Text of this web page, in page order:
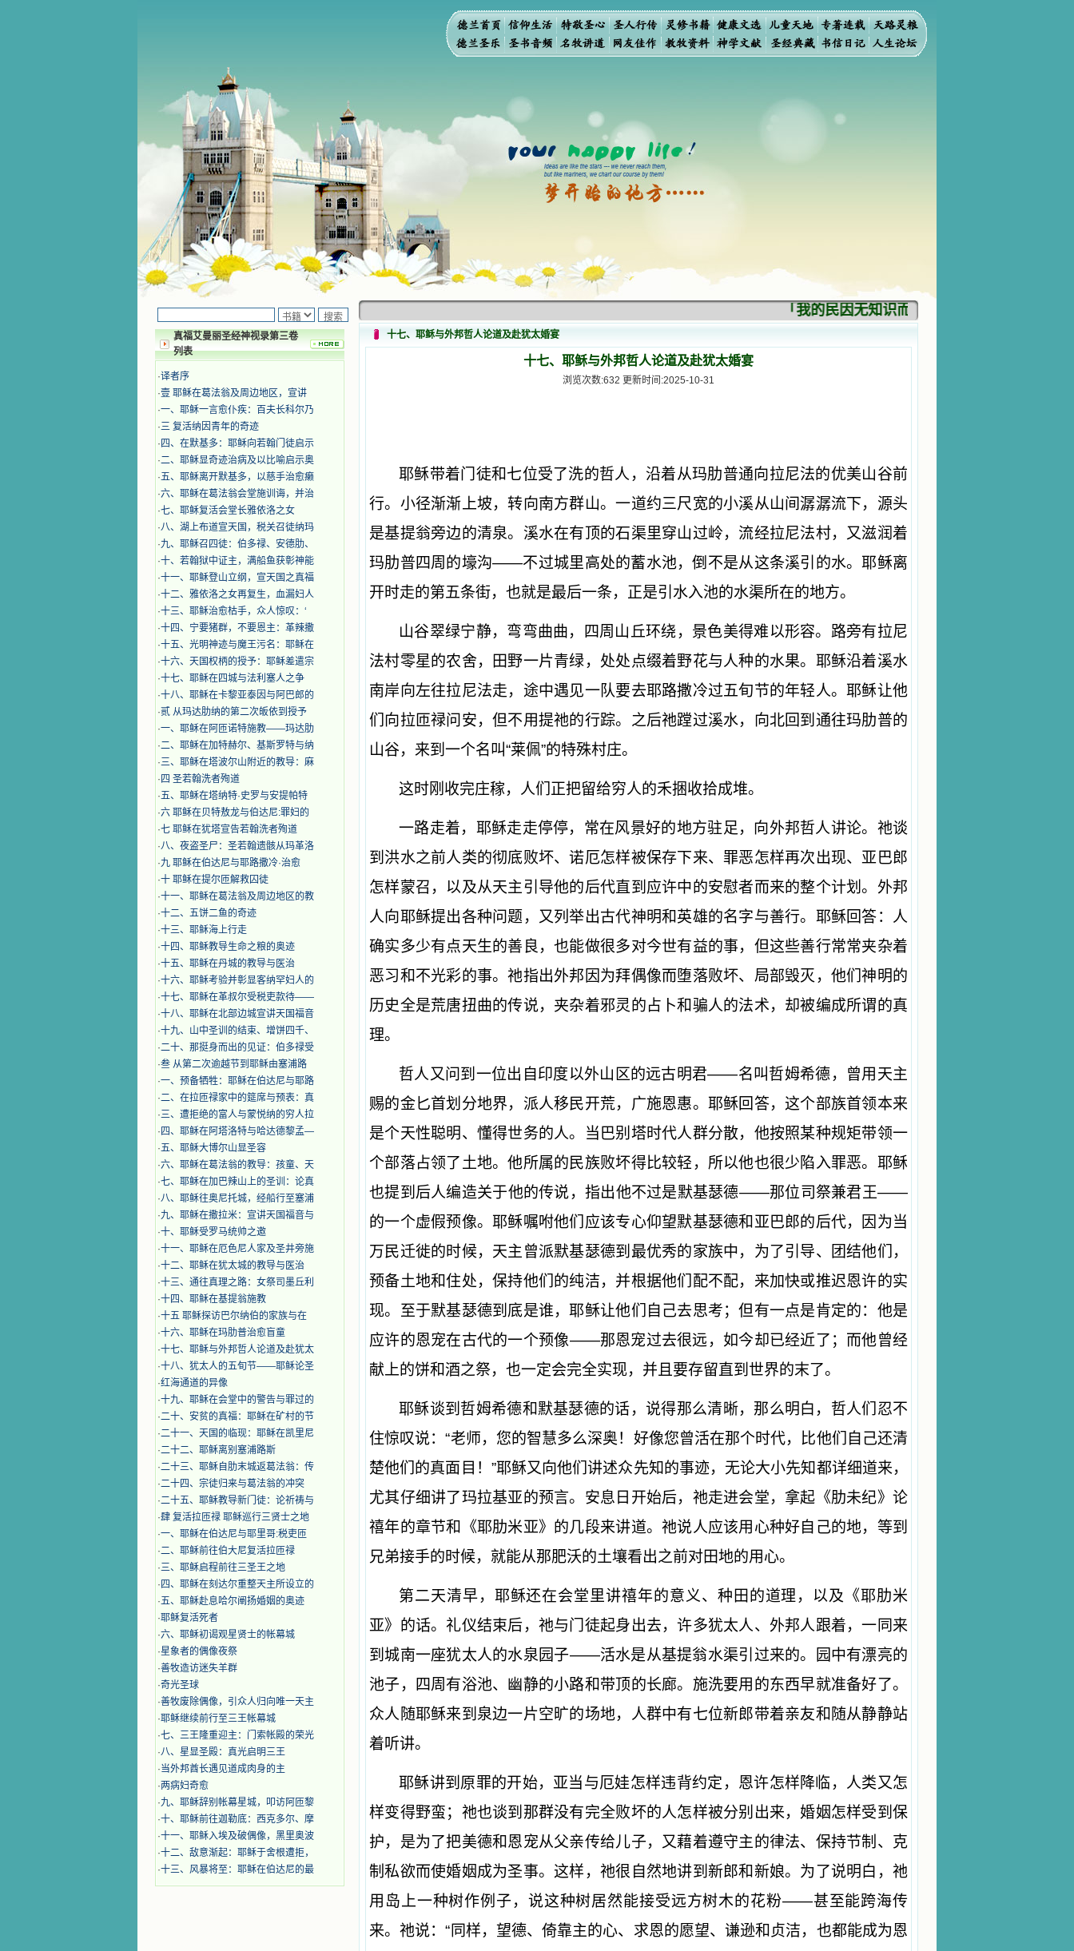
真福艾曼丽圣经神视录第三卷
列表
·译者序
·壹 耶稣在葛法翁及周边地区，宣讲
·一、耶稣一言愈仆疾：百夫长科尔乃
·三 复活纳因青年的奇迹
· 四、在默基多：耶稣向若翰门徒启示
·二、耶稣显奇迹治病及以比喻启示奥
·五、耶稣离开默基多，以慈手治愈癞
·六、耶稣在葛法翁会堂施训诲，并治
·七、耶稣复活会堂长雅依洛之女
·八、湖上布道宣天国，税关召徒纳玛
·九、耶稣召四徒：伯多禄、安德肋、
·十、若翰狱中证主，满船鱼获彰神能
·十一、耶稣登山立纲，宣天国之真福
·十二、雅依洛之女再复生，血漏妇人
·十三、耶稣治愈枯手，众人惊叹：‘
·十四、宁要猪群，不要恩主：革辣撒
·十五、光明神迹与魔王污名：耶稣在
·十六、天国权柄的授予：耶稣差遣宗
·十七、耶稣在四城与法利塞人之争
·十八、耶稣在卡黎亚泰因与阿巴郎的
·贰 从玛达肋纳的第二次皈依到授予
·一、耶稣在阿匝诺特施教——玛达肋
·二、耶稣在加特赫尔、基斯罗特与纳
·三、耶稣在塔波尔山附近的教导：麻
· 四 圣若翰洗者殉道
·五、耶稣在塔纳特·史罗与安提帕特
·六 耶稣在贝特敖龙与伯达尼:罪妇的
·七 耶稣在犹塔宣告若翰洗者殉道
·八、夜盗圣尸：圣若翰遗骸从玛革洛
·九 耶稣在伯达尼与耶路撒冷·治愈
·十 耶稣在提尔匝解救囚徒
·十一、耶稣在葛法翁及周边地区的教
·十二、五饼二鱼的奇迹
·十三、耶稣海上行走
·十四、耶稣教导生命之粮的奥迹
·十五、耶稣在丹城的教导与医治
·十六、耶稣考验并彰显客纳罕妇人的
·十七、耶稣在革叔尔受税吏款待——
·十八、耶稣在北部边城宣讲天国福音
·十九、山中圣训的结束、增饼四千、
·二十、那挺身而出的见证：伯多禄受
·叁 从第二次逾越节到耶稣由塞浦路
·一、预备牺牲：耶稣在伯达尼与耶路
·二、在拉匝禄家中的筵席与预表：真
·三、遭拒绝的富人与蒙悦纳的穷人拉
· 四、耶稣在阿塔洛特与哈达德黎孟—
·五、耶稣大博尔山显圣容
·六、耶稣在葛法翁的教导：孩童、天
·七、耶稣在加巴辣山上的圣训：论真
·八、耶稣往奥尼托城，经船行至塞浦
·九、耶稣在撒拉米：宣讲天国福音与
·十、耶稣受罗马统帅之邀
·十一、耶稣在厄色尼人家及圣井旁施
·十二、耶稣在犹太城的教导与医治
·十三、通往真理之路：女祭司墨丘利
·十四、耶稣在基提翁施教
·十五 耶稣探访巴尔纳伯的家族与在
·十六、耶稣在玛肋普治愈盲童
·十七、耶稣与外邦哲人论道及赴犹太
·十八、犹太人的五旬节——耶稣论圣
·红海通道的异像
·十九、耶稣在会堂中的警告与罪过的
·二十、安贫的真福：耶稣在矿村的节
·二十一、天国的临现：耶稣在凯里尼
·二十二、耶稣离别塞浦路斯
·二十三、耶稣自肋末城返葛法翁：传
·二十四、宗徒归来与葛法翁的冲突
·二十五、耶稣教导新门徒：论祈祷与
·肆 复活拉匝禄 耶稣巡行三贤士之地
·一、耶稣在伯达尼与耶里哥:税吏匝
·二、耶稣前往伯大尼复活拉匝禄
·三、耶稣启程前往三圣王之地
· 四、耶稣在刻达尔重整天主所设立的
·五、耶稣赴息哈尔阐扬婚姻的奥迹
·耶稣复活死者
·六、耶稣初谒观星贤士的帐幕城
·星象者的偶像夜祭
·善牧造访迷失羊群
·奇光圣球
·善牧废除偶像，引众人归向唯一天主
·耶稣继续前行至三王帐幕城
·七、三王隆重迎主：门索帐殿的荣光
·八、星显圣殿：真光启明三王
·当外邦酋长遇见道成肉身的主
·两病妇奇愈
·九、耶稣辞别帐幕星城，叩访阿匝黎
·十、耶稣前往迦勒底：西克多尔、摩
·十一、耶稣入埃及破偶像，黑里奥波
·十二、敌意渐起：耶稣于舍根遭拒，
·十三、风暴将至：耶稣在伯达尼的最
「我的民因无知识而灭亡。你弃掉知识，我也
十七、耶稣与外邦哲人论道及赴犹太婚宴
十七、耶稣与外邦哲人论道及赴犹太婚宴
浏览次数:632 更新时间:2025-10-31
耶稣带着门徒和七位受了洗的哲人，沿着从玛肋普通向拉尼法的优美山谷前
行。小径渐渐上坡，转向南方群山。一道约三尺宽的小溪从山间潺潺流下，源头
是基提翁旁边的清泉。溪水在有顶的石渠里穿山过岭，流经拉尼法村，又滋润着
玛肋普四周的壕沟——不过城里高处的蓄水池，倒不是从这条溪引的水。耶稣离
开时走的第五条街，也就是最后一条，正是引水入池的水渠所在的地方。
山谷翠绿宁静，弯弯曲曲，四周山丘环绕，景色美得难以形容。路旁有拉尼
法村零星的农舍，田野一片青绿，处处点缀着野花与人种的水果。耶稣沿着溪水
南岸向左往拉尼法走，途中遇见一队要去耶路撒冷过五旬节的年轻人。耶稣让他
们向拉匝禄问安，但不用提祂的行踪。之后祂蹚过溪水，向北回到通往玛肋普的
山谷，来到一个名叫“莱佩”的特殊村庄。
这时刚收完庄稼，人们正把留给穷人的禾捆收拾成堆。
一路走着，耶稣走走停停，常在风景好的地方驻足，向外邦哲人讲论。祂谈
到洪水之前人类的彻底败坏、诺厄怎样被保存下来、罪恶怎样再次出现、亚巴郎
怎样蒙召，以及从天主引导他的后代直到应许中的安慰者而来的整个计划。外邦
人向耶稣提出各种问题，又列举出古代神明和英雄的名字与善行。耶稣回答：人
确实多少有点天生的善良，也能做很多对今世有益的事，但这些善行常常夹杂着
恶习和不光彩的事。祂指出外邦因为拜偶像而堕落败坏、局部毁灭，他们神明的
历史全是荒唐扭曲的传说，夹杂着邪灵的占卜和骗人的法术，却被编成所谓的真
理。
哲人又问到一位出自印度以外山区的远古明君——名叫哲姆希德，曾用天主
赐的金匕首划分地界，派人移民开荒，广施恩惠。耶稣回答，这个部族首领本来
是个天性聪明、懂得世务的人。当巴别塔时代人群分散，他按照某种规矩带领一
个部落占领了土地。他所属的民族败坏得比较轻，所以他也很少陷入罪恶。耶稣
也提到后人编造关于他的传说，指出他不过是默基瑟德——那位司祭兼君王——
的一个虚假预像。耶稣嘱咐他们应该专心仰望默基瑟德和亚巴郎的后代，因为当
万民迁徙的时候，天主曾派默基瑟德到最优秀的家族中，为了引导、团结他们，
预备土地和住处，保持他们的纯洁，并根据他们配不配，来加快或推迟恩许的实
现。至于默基瑟德到底是谁，耶稣让他们自己去思考；但有一点是肯定的：他是
应许的恩宠在古代的一个预像——那恩宠过去很远，如今却已经近了；而他曾经
献上的饼和酒之祭，也一定会完全实现，并且要存留直到世界的末了。
耶稣谈到哲姆希德和默基瑟德的话，说得那么清晰，那么明白，哲人们忍不
住惊叹说：“老师，您的智慧多么深奥！好像您曾活在那个时代，比他们自己还清
楚他们的真面目！”耶稣又向他们讲述众先知的事迹，无论大小先知都详细道来，
尤其仔细讲了玛拉基亚的预言。安息日开始后，祂走进会堂，拿起《肋未纪》论
禧年的章节和《耶肋米亚》的几段来讲道。祂说人应该用心种好自己的地，等到
兄弟接手的时候，就能从那肥沃的土壤看出之前对田地的用心。
第二天清早，耶稣还在会堂里讲禧年的意义、种田的道理，以及《耶肋米
亚》的话。礼仪结束后，祂与门徒起身出去，许多犹太人、外邦人跟着，一同来
到城南一座犹太人的水泉园子——活水是从基提翁水渠引过来的。园中有漂亮的
池子，四周有浴池、幽静的小路和带顶的长廊。施洗要用的东西早就准备好了。
众人随耶稣来到泉边一片空旷的场地，人群中有七位新郎带着亲友和随从静静站
着听讲。
耶稣讲到原罪的开始，亚当与厄娃怎样违背约定，恩许怎样降临，人类又怎
样变得野蛮；祂也谈到那群没有完全败坏的人怎样被分别出来，婚姻怎样受到保
护，是为了把美德和恩宠从父亲传给儿子，又藉着遵守主的律法、保持节制、克
制私欲而使婚姻成为圣事。这样，祂很自然地讲到新郎和新娘。为了说明白，祂
用岛上一种树作例子，说这种树居然能接受远方树木的花粉——甚至能跨海传
来。祂说：“同样，望德、倚靠主的心、求恩的愿望、谦逊和贞洁，也都能成为恩